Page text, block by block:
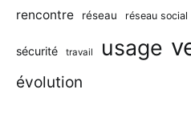
rencontre réseau réseau social
sécurité travail usage
évolution